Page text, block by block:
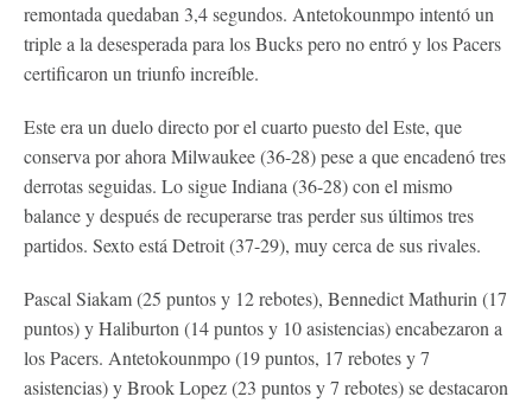
remontada quedaban 3,4 segundos. Antetokounmpo intentó un
triple a la desesperada para los Bucks pero no entró y los Pacers
certificaron un triunfo increíble.
Este era un duelo directo por el cuarto puesto del Este, que
conserva por ahora Milwaukee (36-28) pese a que encadenó tres
derrotas seguidas. Lo sigue Indiana (36-28) con el mismo
balance y después de recuperarse tras perder sus últimos tres
partidos. Sexto está Detroit (37-29), muy cerca de sus rivales.
Pascal Siakam (25 puntos y 12 rebotes), Bennedict Mathurin (17
puntos) y Haliburton (14 puntos y 10 asistencias) encabezaron a
los Pacers. Antetokounmpo (19 puntos, 17 rebotes y 7
asistencias) y Brook Lopez (23 puntos y 7 rebotes) se destacaron